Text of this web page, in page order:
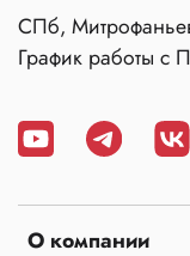
О компании
СПб,
График работы с